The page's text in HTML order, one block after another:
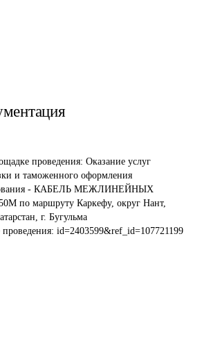
проведения: Оказание услуг
и таможенного оформления
- КАБЕЛЬ МЕЖЛИНЕЙНЫХ
по маршруту Каркефу, округ Нант,
г. Бугульма
id=2403599&ref_id=107721199